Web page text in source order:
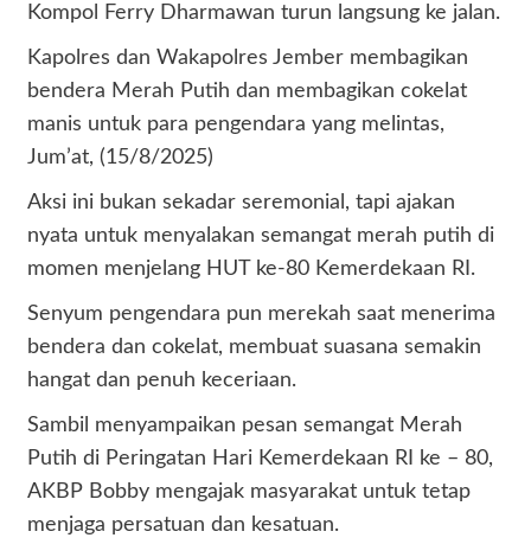
Kompol Ferry Dharmawan turun langsung ke jalan.
Kapolres dan Wakapolres Jember membagikan
bendera Merah Putih dan membagikan cokelat
manis untuk para pengendara yang melintas,
Jum’at, (15/8/2025)
Aksi ini bukan sekadar seremonial, tapi ajakan
nyata untuk menyalakan semangat merah putih di
momen menjelang HUT ke-80 Kemerdekaan RI.
Senyum pengendara pun merekah saat menerima
bendera dan cokelat, membuat suasana semakin
hangat dan penuh keceriaan.
Sambil menyampaikan pesan semangat Merah
Putih di Peringatan Hari Kemerdekaan RI ke – 80,
AKBP Bobby mengajak masyarakat untuk tetap
menjaga persatuan dan kesatuan.